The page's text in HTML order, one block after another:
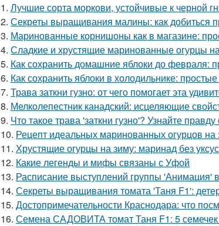
1. Лучшие сорта моркови, устойчивые к черной
2. Секреты выращивания малины: как добиться
3. Маринованные корнишоны как в магазине:
4. Сладкие и хрустящие маринованные огурцы
5. Как сохранить домашние яблоки до февраля:
6. Как сохранить яблоки в холодильнике:
7. Трава заткни гузно: от чего помогает эта
8. Мелколепестник канадский: исцеляющие
9. Что такое трава 'заткни гузно'? Узнайте
10. Рецепт идеальных маринованных огурцов
11. Хрустящие огурцы на зиму: маринад без
12. Какие легенды и мифы связаны с Уфой
13. Расписание выступлений группы 'Анимация'
14. Секреты выращивания томата 'Таня F1':
15. Достопримечательности Краснодара: что
16. Семена САДОВИТА томат Таня F1: 5 семечек